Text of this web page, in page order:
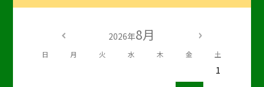
2026年8月
日 月 火 水 木 金 土
1